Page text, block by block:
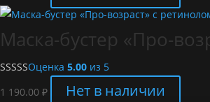
Маска-бустер «Про-
Оценка5.00 из 5
1 190.00₽ Нет в наличии